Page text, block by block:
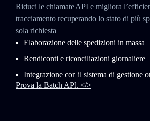
Riduci le chiamate API e migliora
tracciamento recuperando lo stato di più
sola richiesta
Elaborazione delle spedizioni in massa
Rendiconti e riconciliazioni giornaliere
Integrazione con il sistema di gestione
Prova la Batch API. </>